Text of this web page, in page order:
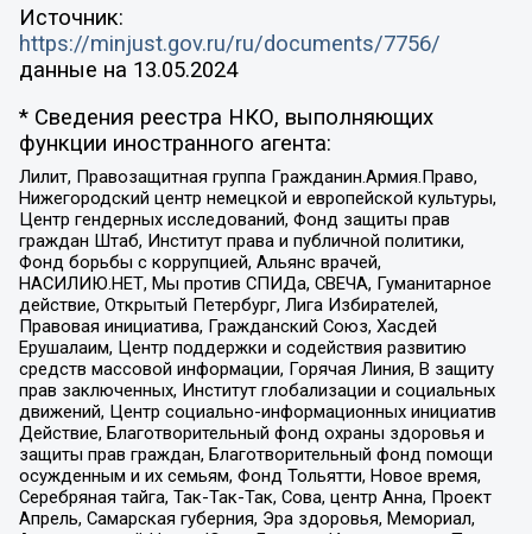
Источник:
https://minjust.gov.ru/ru/documents/7756/
данные на 13.05.2024
* Сведения реестра НКО, выполняющих
функции иностранного агента:
Лилит, Правозащитная группа Гражданин.Армия.Право,
Нижегородский центр немецкой и европейской культуры,
Центр гендерных исследований, Фонд защиты прав
граждан Штаб, Институт права и публичной политики,
Фонд борьбы с коррупцией, Альянс врачей,
НАСИЛИЮ.НЕТ, Мы против СПИДа, СВЕЧА, Гуманитарное
действие, Открытый Петербург, Лига Избирателей,
Правовая инициатива, Гражданский Союз, Хасдей
Ерушалаим, Центр поддержки и содействия развитию
средств массовой информации, Горячая Линия, В защиту
прав заключенных, Институт глобализации и социальных
движений, Центр социально-информационных инициатив
Действие, Благотворительный фонд охраны здоровья и
защиты прав граждан, Благотворительный фонд помощи
осужденным и их семьям, Фонд Тольятти, Новое время,
Серебряная тайга, Так-Так-Так, Сова, центр Анна, Проект
Апрель, Самарская губерния, Эра здоровья, Мемориал,